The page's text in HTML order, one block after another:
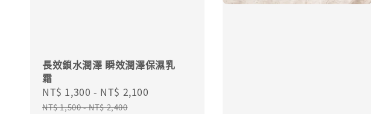
長效鎖水潤澤 瞬效潤澤保濕乳
霜
Sale
price
NT$ 1,300 - NT$ 2,100
NT$ 1,500-NT$ 2,400